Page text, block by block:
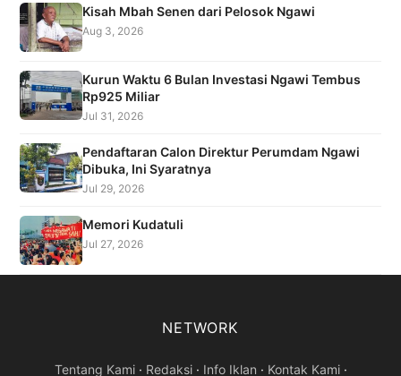
Kisah Mbah Senen dari Pelosok Ngawi
Aug 3, 2026
Kurun Waktu 6 Bulan Investasi Ngawi Tembus
Rp925 Miliar
Jul 31, 2026
Pendaftaran Calon Direktur Perumdam Ngawi
Dibuka, Ini Syaratnya
Jul 29, 2026
Memori Kudatuli
Jul 27, 2026
NETWORK
Tentang Kami· Redaksi· Info Iklan · Kontak Kami·